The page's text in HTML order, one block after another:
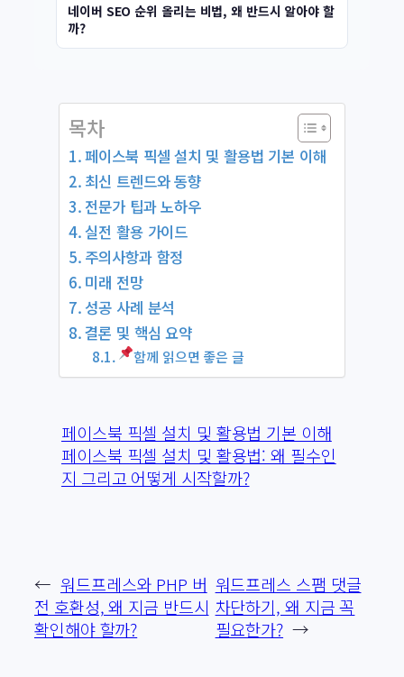
네이버 SEO 순위 올리는 비법, 왜 반드시 알아야 할
까?
목차
페이스북 픽셀 설치 및 활용법 기본 이해
최신 트렌드와 동향
전문가 팁과 노하우
실전 활용 가이드
주의사항과 함정
미래 전망
성공 사례 분석
결론 및 핵심 요약
함께 읽으면 좋은 글
페이스북 픽셀 설치 및 활용법 기본 이해
페이스북 픽셀 설치 및 활용법: 왜 필수인
지 그리고 어떻게 시작할까?
← 워드프레스와 PHP 버
전 호환성, 왜 지금 반드시
확인해야 할까?
워드프레스 스팸 댓글
차단하기, 왜 지금 꼭
필요한가? →